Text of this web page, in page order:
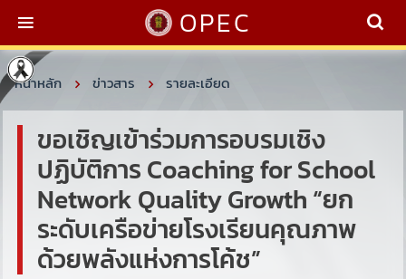
OPEC
หน้าหลัก ข่าวสาร รายละเอียด
ขอเชิญเข้าร่วมการอบรมเชิง
ปฏิบัติการ Coaching for School
Network Quality Growth “ยก
ระดับเครือข่ายโรงเรียนคุณภาพ
ด้วยพลังแห่งการโค้ช”